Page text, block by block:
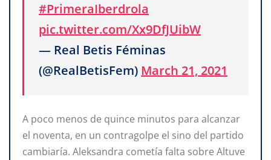
#PrimeraIberdrola
pic.twitter.com/Xx9DfJUibW
— Real Betis Féminas
(@RealBetisFem) March 21, 2021
A poco menos de quince minutos para alcanzar
el noventa, en un contragolpe el sino del partido
cambiaría. Aleksandra cometía falta sobre Altuve